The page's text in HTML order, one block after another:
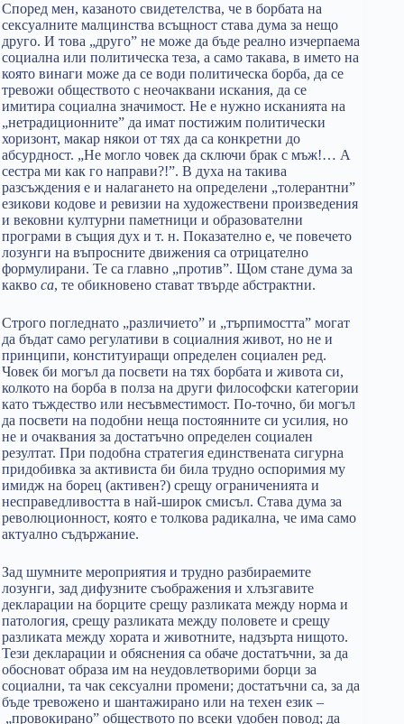
Според мен, казаното свидетелства, че в борбата на
сексуалните малцинства всъщност става дума за нещо
друго. И това „друго” не може да бъде реално изчерпаема
социална или политическа теза, а само такава, в името на
която винаги може да се води политическа борба, да се
тревожи обществото с неочаквани искания, да се
имитира социална значимост. Не е нужно исканията на
„нетрадиционните” да имат постижим политически
хоризонт, макар някои от тях да са конкретни до
абсурдност. „Не могло човек да сключи брак с мъж!… А
сестра ми как го направи?!”. В духа на такива
разсъждения е и налагането на определени „толерантни”
езикови кодове и ревизии на художествени произведения
и вековни културни паметници и образователни
програми в същия дух и т. н. Показателно е, че повечето
лозунги на въпросните движения са отрицателно
формулирани. Те са главно „против”. Щом стане дума за
какво са, те обикновено стават твърде абстрактни.
Строго погледнато „различието” и „търпимостта” могат
да бъдат само регулативи в социалния живот, но не и
принципи, конституиращи определен социален ред.
Човек би могъл да посвети на тях борбата и живота си,
колкото на борба в полза на други философски категории
като тъждество или несъвместимост. По-точно, би могъл
да посвети на подобни неща постоянните си усилия, но
не и очаквания за достатъчно определен социален
резултат. При подобна стратегия единствената сигурна
придобивка за активиста би била трудно оспоримия му
имидж на борец (активен?) срещу ограниченията и
несправедливостта в най-широк смисъл. Става дума за
революционност, която е толкова радикална, че има само
актуално съдържание.
Зад шумните мероприятия и трудно разбираемите
лозунги, зад дифузните съображения и хлъзгавите
декларации на борците срещу разликата между норма и
патология, срещу разликата между половете и срещу
разликата между хората и животните, надзърта нищото.
Тези декларации и обяснения са обаче достатъчни, за да
обосноват образа им на неудовлетворими борци за
социални, та чак сексуални промени; достатъчни са, за да
бъде тревожено и шантажирано или на техен език –
„провокирано” обществото по всеки удобен повод; да